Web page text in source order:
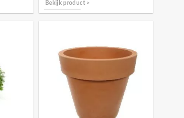
Bekijk product >